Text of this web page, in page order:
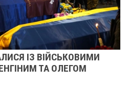
ІЗ ВІЙСЬКОВИМИ
ТА ОЛЕГОМ